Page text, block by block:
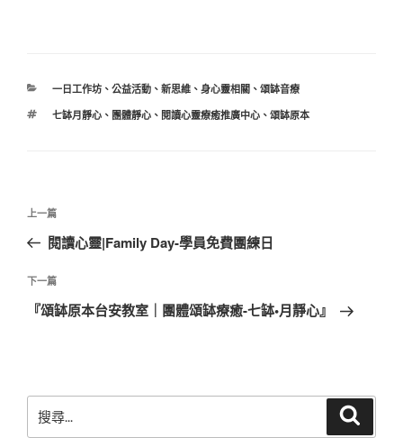
分
一日工作坊、 公益活動、 新思維、 身心靈相關、 頌缽音療
標
七缽月靜心、 團體靜心、 閱讀心靈療癒推廣中心、 頌缽原本
文
導
覽
上
一
文
章
上一篇
閱讀心靈|Family Day-學員免費團練日
下
一
下一篇
『頌缽原本台安教室｜團體頌缽療癒-七缽•月靜心』
尋